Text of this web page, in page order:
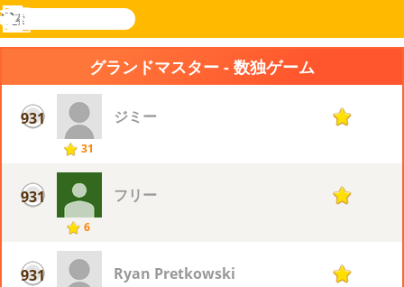
Novel
検
索
ログ
メ
ニ
ー
グランドマスター - 数独ゲーム
931
31
ジミー 1
931
6
フリー 1
931 Ryan Pretkowski 1